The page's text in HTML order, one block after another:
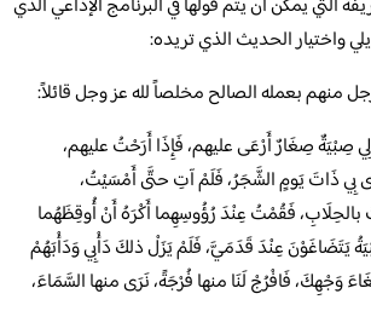
واختيار الحديث الذي تريده:
منهم بعمله الصالح مخلصاً لله عز وجل قائلاً:
صِبْيَةٌ صِغَارٌ أَرْعَى عليهم، فَإِذَا أَرَحْتُ عليهم،
بِي ذَاتَ يَومٍ الشَّجَرُ، فَلَمْ آتِ حتَّى أَمْسَيْتُ،
فَقُمْتُ عِنْدَ رُؤُوسِهِما أَكْرَهُ أَنْ أُوقِظَهُما
يَتَضَاغَوْنَ عِنْدَ قَدَمَيَّ، فَلَمْ يَزَلْ ذلكَ دَأْبِي وَدَأْبَهُمْ
وَجْهِكَ، فَافْرُجْ لَنَا منها فُرْجَةً، نَرَى منها السَّمَاءَ،